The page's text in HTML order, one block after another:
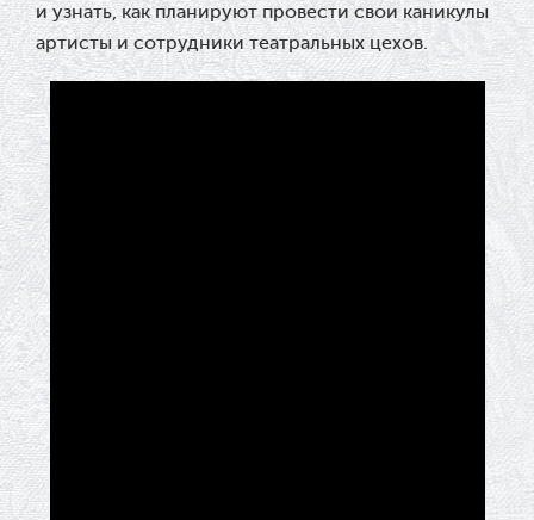
и узнать, как планируют провести свои каникулы
артисты и сотрудники театральных цехов.